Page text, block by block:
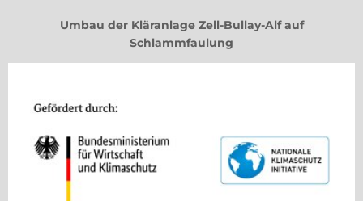
Umbau der Kläranlage Zell-Bullay-Alf auf
Schlammfaulung